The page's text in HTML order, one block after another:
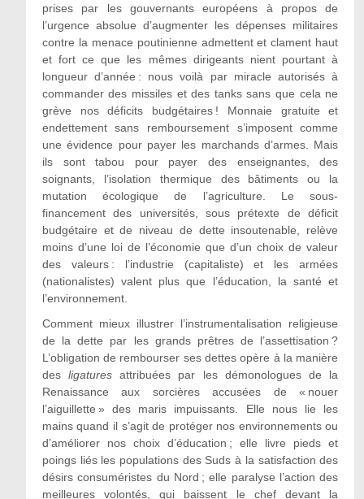
prises par les gouvernants européens à propos de
l’urgence absolue d’augmenter les dépenses militaires
contre la menace poutinienne admettent et clament haut
et fort ce que les mêmes dirigeants nient pourtant à
longueur d’année : nous voilà par miracle autorisés à
commander des missiles et des tanks sans que cela ne
grève nos déficits budgétaires ! Monnaie gratuite et
endettement sans remboursement s’imposent comme
une évidence pour payer les marchands d’armes. Mais
ils sont tabou pour payer des enseignantes, des
soignants, l’isolation thermique des bâtiments ou la
mutation écologique de l’agriculture. Le sous-
financement des universités, sous prétexte de déficit
budgétaire et de niveau de dette insoutenable, relève
moins d’une loi de l’économie que d’un choix de valeur
des valeurs : l’industrie (capitaliste) et les armées
(nationalistes) valent plus que l’éducation, la santé et
l’environnement.
Comment mieux illustrer l’instrumentalisation religieuse
de la dette par les grands prêtres de l’assettisation ?
L’obligation de rembourser ses dettes opère à la manière
desligatures attribuées par les démonologues de la
Renaissance aux sorcières accusées de « nouer
l’aiguillette » des maris impuissants. Elle nous lie les
mains quand il s’agit de protéger nos environnements ou
d’améliorer nos choix d’éducation ; elle livre pieds et
poings liés les populations des Suds à la satisfaction des
désirs consuméristes du Nord ; elle paralyse l’action des
meilleures volontés, qui baissent le chef devant la